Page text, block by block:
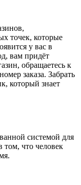
точек, которые
у вас в
вам придёт
обращаетесь к
заказа. Забрать
который знает
системой для
том, что человек